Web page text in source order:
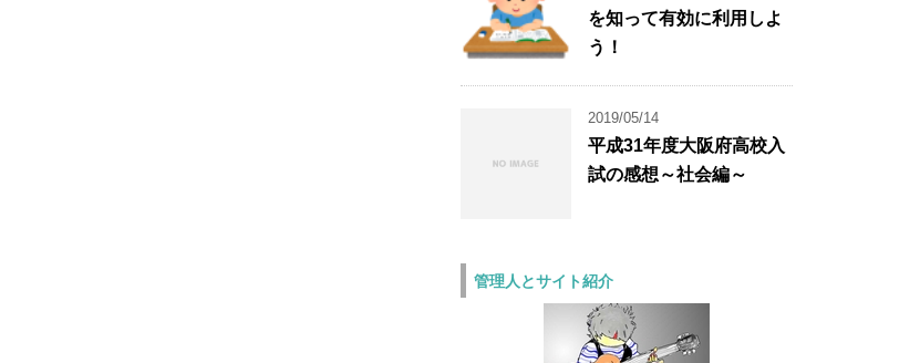
を知って有効に利用しよ
う！
2019/05/14
平成31年度大阪府高校入
試の感想～社会編～
管理人とサイト紹介